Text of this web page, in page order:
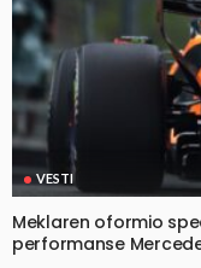
VESTI
Meklaren oformio
performanse